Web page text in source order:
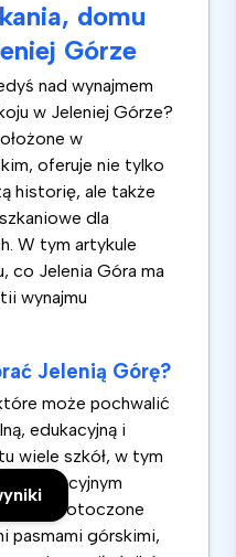
domu
Górze
nad wynajmem
w Jeleniej Górze?
w
oferuje nie tylko
historię, ale także
dla
W tym artykule
co Jelenia Góra ma
wynajmu
Jelenią Górę?
może pochwalić
edukacyjną i
wiele szkół, w tym
je atrakcyjnym
Miasto otoczone
pasmami górskimi,